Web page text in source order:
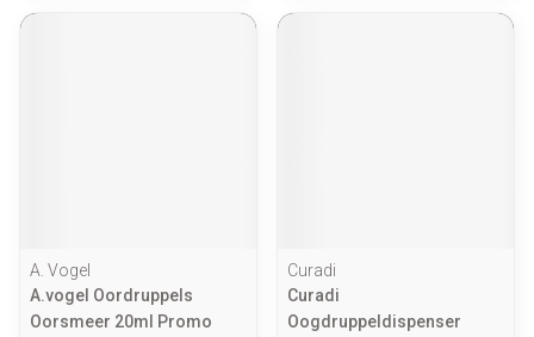
A. Vogel
A.vogel Oordruppels
Oorsmeer 20ml Promo
Curadi
Curadi
Oogdruppeldispenser